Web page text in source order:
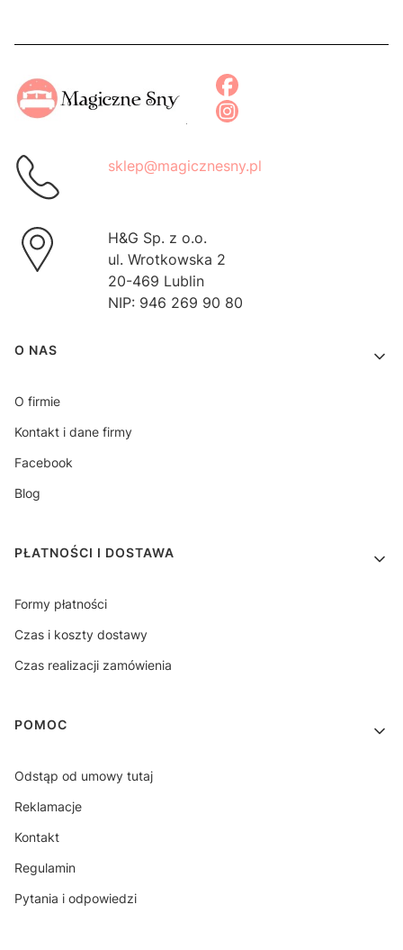
sklep@magicznesny.pl
H&G Sp. z o.o.
ul. Wrotkowska 2
20-469 Lublin
NIP: 946 269 90 80
Linki w stopce
O NAS
O firmie
Kontakt i dane firmy
Facebook
Blog
PŁATNOŚCI I DOSTAWA
Formy płatności
Czas i koszty dostawy
Czas realizacji zamówienia
POMOC
Odstąp od umowy tutaj
Reklamacje
Kontakt
Regulamin
Pytania i odpowiedzi